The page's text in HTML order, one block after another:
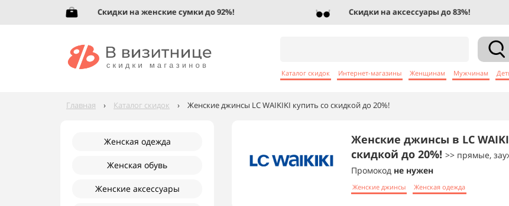
Скидки на женские сумки до 92%! Скидки на аксессуары до 83%!
Каталог скидок Интернет-магазины Женщинам Мужчинам
Главная › Каталог скидок › Женские джинсы LC WAIKIKI купить со скидкой до 20%!
Женская одежда
Женская обувь
Женские аксессуары
Женские джинсы в LC
скидкой до 20%! >> прямые,
Промокод не нужен
Женские джинсы Женская одежда